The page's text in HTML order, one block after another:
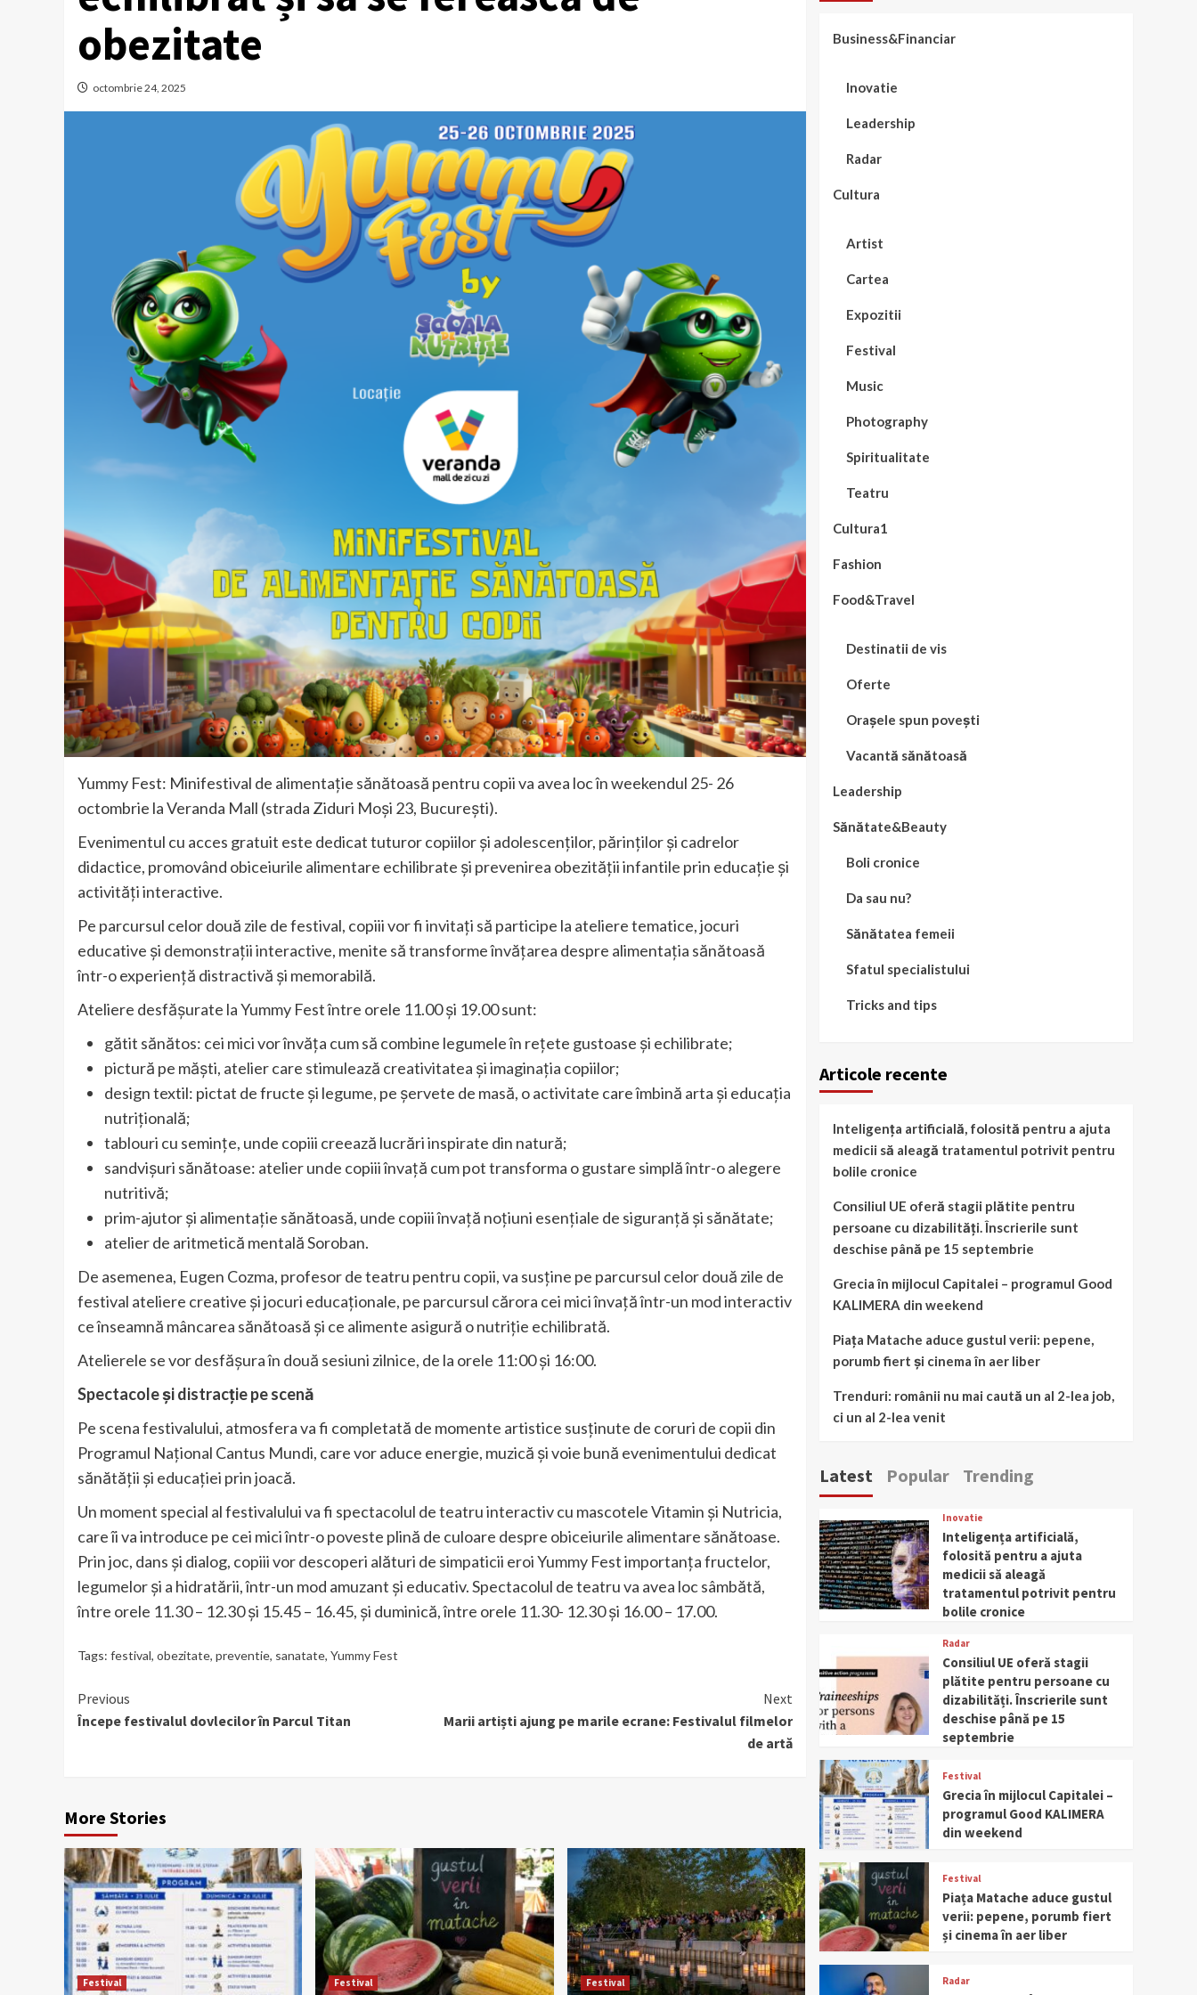
obezitate
octombrie 24, 2025
Yummy Fest: Minifestival de alimentație sănătoasă pentru copii va avea loc în weekendul 25- 26
octombrie la Veranda Mall (strada Ziduri Moși 23, București).
Evenimentul cu acces gratuit este dedicat tuturor copiilor și adolescenților, părinților și cadrelor
didactice, promovând obiceiurile alimentare echilibrate și prevenirea obezității infantile prin educație și
activități interactive.
Pe parcursul celor două zile de festival, copiii vor fi invitați să participe la ateliere tematice, jocuri
educative și demonstrații interactive, menite să transforme învățarea despre alimentația sănătoasă
într-o experiență distractivă și memorabilă.
Ateliere desfășurate la Yummy Fest între orele 11.00 și 19.00 sunt:
gătit sănătos: cei mici vor învăța cum să combine legumele în rețete gustoase și echilibrate;
pictură pe măști, atelier care stimulează creativitatea și imaginația copiilor;
design textil: pictat de fructe și legume, pe șervete de masă, o activitate care îmbină arta și educația
nutrițională;
tablouri cu semințe, unde copiii creează lucrări inspirate din natură;
sandvișuri sănătoase: atelier unde copiii învață cum pot transforma o gustare simplă într-o alegere
nutritivă;
prim-ajutor și alimentație sănătoasă, unde copiii învață noțiuni esențiale de siguranță și sănătate;
atelier de aritmetică mentală Soroban.
De asemenea, Eugen Cozma, profesor de teatru pentru copii, va susține pe parcursul celor două zile de
festival ateliere creative și jocuri educaționale, pe parcursul cărora cei mici învață într-un mod interactiv
ce înseamnă mâncarea sănătoasă și ce alimente asigură o nutriție echilibrată.
Atelierele se vor desfășura în două sesiuni zilnice, de la orele 11:00 și 16:00.
Spectacole și distracție pe scenă
Pe scena festivalului, atmosfera va fi completată de momente artistice susținute de coruri de copii din
Programul Național Cantus Mundi, care vor aduce energie, muzică și voie bună evenimentului dedicat
sănătății și educației prin joacă.
Un moment special al festivalului va fi spectacolul de teatru interactiv cu mascotele Vitamin și Nutricia,
care îi va introduce pe cei mici într-o poveste plină de culoare despre obiceiurile alimentare sănătoase.
Prin joc, dans și dialog, copiii vor descoperi alături de simpaticii eroi Yummy Fest importanța fructelor,
legumelor și a hidratării, într-un mod amuzant și educativ. Spectacolul de teatru va avea loc sâmbătă,
între orele 11.30 – 12.30 și 15.45 – 16.45, și duminică, între orele 11.30- 12.30 și 16.00 – 17.00.
Tags: festival, obezitate, preventie, sanatate, Yummy Fest
Continue
Reading
Previous
Începe festivalul dovlecilor în Parcul Titan
Next
Marii artiști ajung pe marile ecrane: Festivalul filmelor
de artă
More Stories
Festival Festival Festival
Business&Financiar
Inovatie
Leadership
Radar
Cultura
Artist
Cartea
Expozitii
Festival
Music
Photography
Spiritualitate
Teatru
Cultura1
Fashion
Food&Travel
Destinatii de vis
Oferte
Orașele spun povești
Vacantă sănătoasă
Leadership
Sănătate&Beauty
Boli cronice
Da sau nu?
Sănătatea femeii
Sfatul specialistului
Tricks and tips
Articole recente
Inteligența artificială, folosită pentru a ajuta
medicii să aleagă tratamentul potrivit pentru
bolile cronice
Consiliul UE oferă stagii plătite pentru
persoane cu dizabilități. Înscrierile sunt
deschise până pe 15 septembrie
Grecia în mijlocul Capitalei – programul Good
KALIMERA din weekend
Piața Matache aduce gustul verii: pepene,
porumb fiert și cinema în aer liber
Trenduri: românii nu mai caută un al 2-lea job,
ci un al 2-lea venit
Latest Popular Trending
Inovatie
Inteligența artificială,
folosită pentru a ajuta
medicii să aleagă
tratamentul potrivit pentru
bolile cronice
Radar
Consiliul UE oferă stagii
plătite pentru persoane cu
dizabilități. Înscrierile sunt
deschise până pe 15
septembrie
Festival
Grecia în mijlocul Capitalei –
programul Good KALIMERA
din weekend
Festival
Piața Matache aduce gustul
verii: pepene, porumb fiert
și cinema în aer liber
Radar